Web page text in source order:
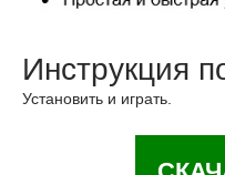
Инструкция
Установить и играть.